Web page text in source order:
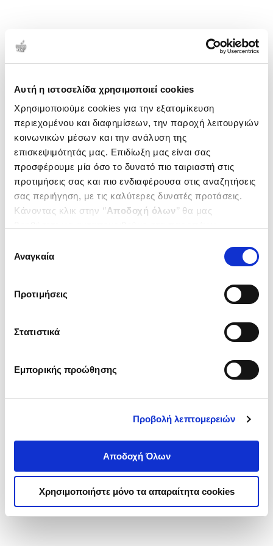
Αυτή η ιστοσελίδα χρησιμοποιεί cookies
Χρησιμοποιούμε cookies για την εξατομίκευση
περιεχομένου και διαφημίσεων, την παροχή λειτουργιών
κοινωνικών μέσων και την ανάλυση της
επισκεψιμότητάς μας. Επιδίωξη μας είναι σας
προσφέρουμε μία όσο το δυνατό πιο ταιριαστή στις
προτιμήσεις σας και πιο ενδιαφέρουσα στις αναζητήσεις
σας περιήγηση, με τις καλύτερες δυνατές προτάσεις.
Κάνοντας κλικ στην ‘’Αποδοχή όλων’’ θα μας
ενδιαφέρουν και να επιλέξετε από τα παρακάτω με την
΄΄και να ενημερωθείτε σχετικά με
συγκατάθεσης
Αναγκαία
Προτιμήσεις
Στατιστικά
Εμπορικής προώθησης
Προβολή λεπτομερειών
Αποδοχή Όλων
Χρησιμοποιήστε μόνο τα απαραίτητα cookies